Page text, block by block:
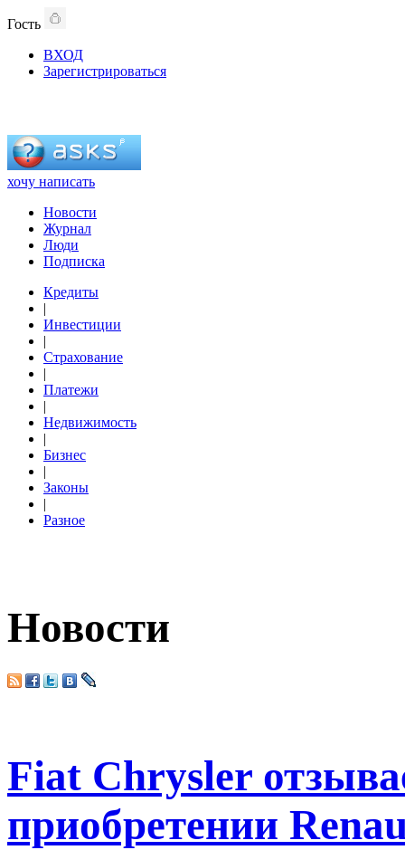
Гость
ВХОД
Зарегистрироваться
хочу написать
Новости
Журнал
Люди
Подписка
Кредиты
|
Инвестиции
|
Страхование
|
Платежи
|
Недвижимость
|
Бизнес
|
Законы
|
Разное
Новости
Fiat Chrysler
приобретении